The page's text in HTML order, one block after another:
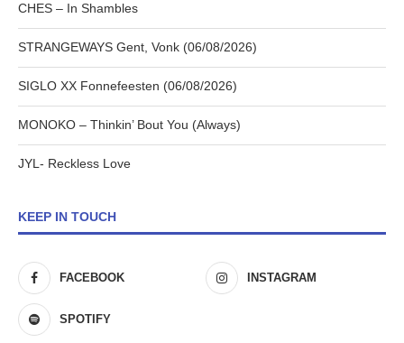
CHES – In Shambles
STRANGEWAYS Gent, Vonk (06/08/2026)
SIGLO XX Fonnefeesten (06/08/2026)
MONOKO – Thinkin’ Bout You (Always)
JYL- Reckless Love
KEEP IN TOUCH
FACEBOOK INSTAGRAM
SPOTIFY